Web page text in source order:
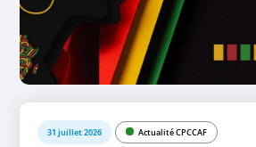
31 juillet 2026 Actualité CPCCAF